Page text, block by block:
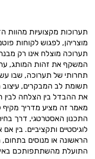
תערוכות מקצועיות מהוות
מוצריהן, לפגוש לקוחות
תערוכה מוצלח אינו רק
המשקף את זהות המותג,
תחרותי של תערוכה, שבו
תשומת לב המבקרים, עיצוב
את ההבדל בין הצלחה לבין
מאמר זה מציע מדריך מקיף
התכנון האסטרטגי, דרך
לוגיסטיים ותקציביים.
הראשונה או מנוסים
התועלת מהשתתפותכם